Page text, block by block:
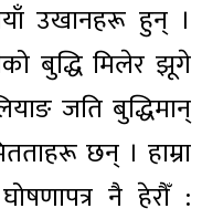
उखानहरू हुन् ।
बुद्धि मिलेर झूगे
जति बुद्धिमान्
छन् । हाम्रा
नै हेरौँ :